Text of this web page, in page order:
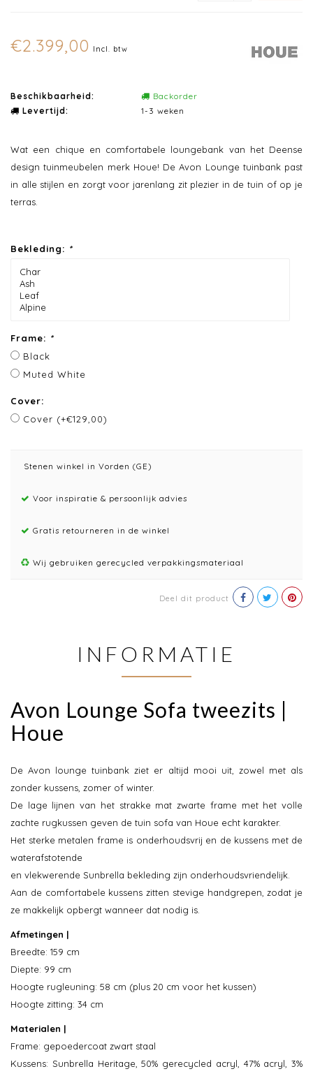
€2.399,00 Incl. btw
Beschikbaarheid:
Backorder
Levertijd:
1-3 weken
Wat een chique en comfortabele loungebank van het Deense
design tuinmeubelen merk Houe! De Avon Lounge tuinbank past
in alle stijlen en zorgt voor jarenlang zit plezier in de tuin of op je
terras.
Bekleding: *
Frame: *
Black
Muted White
Cover:
Cover (+€129,00)
Stenen winkel in Vorden (GE)
Voor inspiratie & persoonlijk advies
Gratis retourneren in de winkel
Wij gebruiken gerecycled verpakkingsmateriaal
Deel dit product
INFORMATIE
Avon Lounge Sofa tweezits |
Houe
De Avon lounge tuinbank ziet er altijd mooi uit, zowel met als
zonder kussens, zomer of winter.
De lage lijnen van het strakke mat zwarte frame met het volle
zachte rugkussen geven de tuin sofa van Houe echt karakter.
Het sterke metalen frame is onderhoudsvrij en de kussens met de
waterafstotende
en vlekwerende Sunbrella bekleding zijn onderhoudsvriendelijk.
Aan de comfortabele kussens zitten stevige handgrepen, zodat je
ze makkelijk opbergt wanneer dat nodig is.
Afmetingen |
Breedte: 159 cm
Diepte: 99 cm
Hoogte rugleuning: 58 cm (plus 20 cm voor het kussen)
Hoogte zitting: 34 cm
Materialen |
Frame: gepoedercoat zwart staal
Kussens: Sunbrella Heritage, 50% gerecycled acryl, 47% acryl, 3%